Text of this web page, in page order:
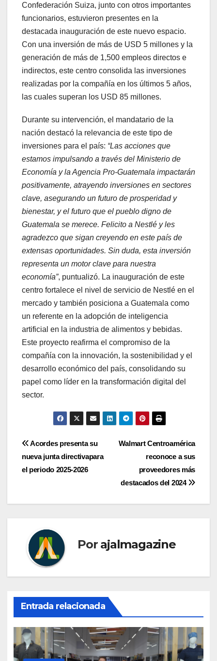
Confederación Suiza, junto con otros importantes
funcionarios, estuvieron presentes en la
destacada inauguración de este nuevo espacio.
Con una inversión de más de USD 5 millones y la
generación de más de 1,500 empleos directos e
indirectos, este centro consolida las inversiones
realizadas por la compañía en los últimos 5 años,
las cuales superan los USD 85 millones.
Durante su intervención, el mandatario de la
nación destacó la relevancia de este tipo de
inversiones para el país: “Las acciones que
estamos impulsando a través del Ministerio de
Economía y la Agencia Pro-Guatemala impactarán
positivamente, atrayendo inversiones en sectores
clave, asegurando un futuro de prosperidad y
bienestar, y el futuro que el pueblo digno de
Guatemala se merece. Felicito a Nestlé y les
agradezco que sigan creyendo en este país de
extensas oportunidades. Sin duda, esta inversión
representa un motor clave para nuestra
economía”, puntualizó. La inauguración de este
centro fortalece el nivel de servicio de Nestlé en el
mercado y también posiciona a Guatemala como
un referente en la adopción de inteligencia
artificial en la industria de alimentos y bebidas.
Este proyecto reafirma el compromiso de la
compañía con la innovación, la sostenibilidad y el
desarrollo económico del país, consolidando su
papel como líder en la transformación digital del
sector.
Navegación
de
Walmart Centroamérica
reconoce a sus
proveedores más
destacados del 2024
Acordes presenta su
nueva junta directivapara
el periodo 2025-2026
Por ajalmagazine
Entrada relacionada